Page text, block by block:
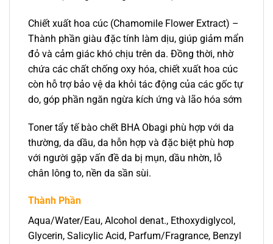
Chiết xuất hoa cúc (Chamomile Flower Extract) –
Thành phần giàu đặc tính làm dịu, giúp giảm mẩn
đỏ và cảm giác khó chịu trên da. Đồng thời, nhờ
chứa các chất chống oxy hóa, chiết xuất hoa cúc
còn hỗ trợ bảo vệ da khỏi tác động của các gốc tự
do, góp phần ngăn ngừa kích ứng và lão hóa sớm
Toner tẩy tế bào chết BHA Obagi phù hợp với da
thường, da dầu, da hỗn hợp và đặc biệt phù hơp
với người gặp vấn đề da bị mụn, dầu nhờn, lỗ
chân lông to, nền da sần sùi.
Thành Phần
Aqua/Water/Eau, Alcohol denat., Ethoxydiglycol,
Glycerin, Salicylic Acid, Parfum/Fragrance, Benzyl